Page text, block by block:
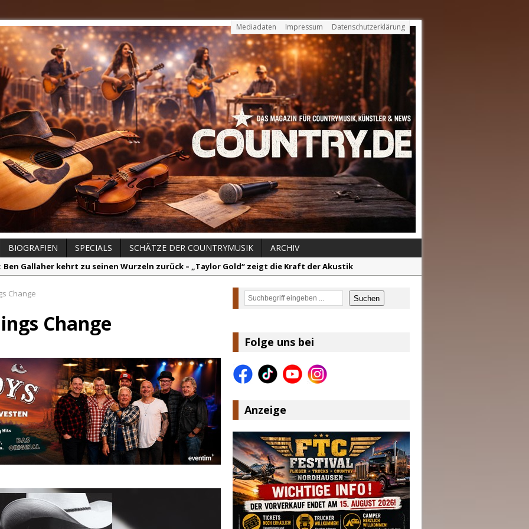
Mediadaten Impressum Datenschutzerklärung
BIOGRAFIEN SPECIALS SCHÄTZE DER COUNTRYMUSIK
ARCHIV
Ben Gallaher kehrt zu seinen Wurzeln zurück – „Taylor Gold“ zeigt die Kraft der Akustik
Pearce hinterfragt den ständigen Vergleich mit anderen
Langley schreibt Musikgeschichte: „Choosin‘ Texas“ gehört zu den größten Hits aller Zeiten
veröffentlicht neue Single „Late Night Talks“ – eine Hymne auf unvergessliche Sommernächte
Music Hot News – 9. August 2026: Morgan Wallen, Dolly Parton und Riley Green im Fokus
Change
Change
Suchen Suchen
Folge uns bei
Anzeige